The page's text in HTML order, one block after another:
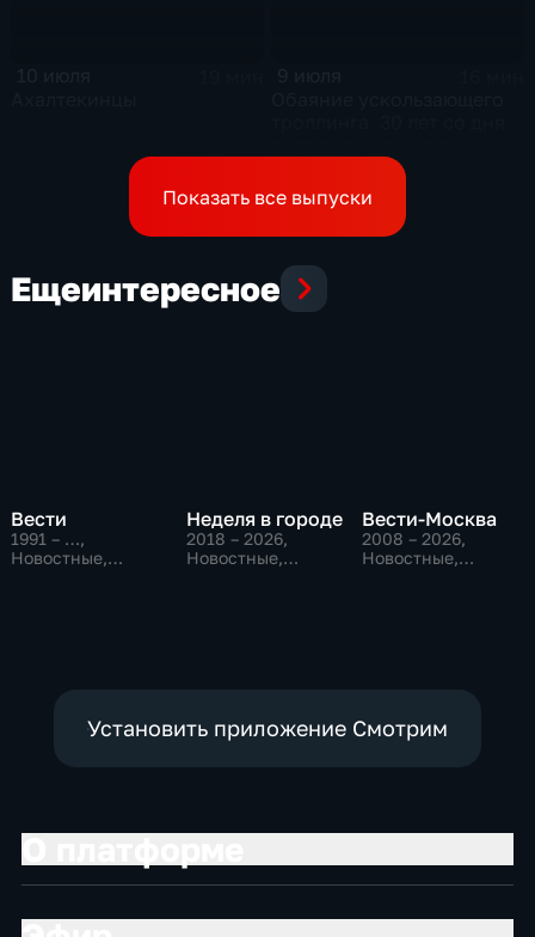
музыканта и деятеля
контркультуры Сергея
Курехина
Показать все выпуски
Ещеинтересное
Вести
1991 – …,
Новостные,
Неделя в городе
2018 – 2026,
Новостные,
Вести-Москва
2008 – 2026,
Новостные,
Установить приложение Смотрим